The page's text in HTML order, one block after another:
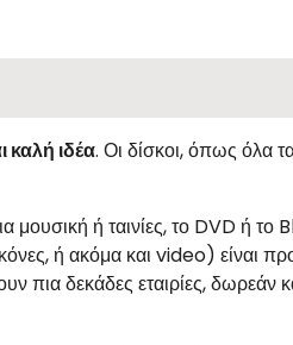
καλή ιδέα. Οι δίσκοι, όπως όλα
ή ταινίες, το DVD ή το
ή ακόμα και video) είναι
πια δεκάδες εταιρίες, δωρεάν